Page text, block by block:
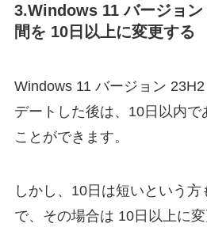
3.Windows 11 バージョン
間を 10日以上に変更する
Windows 11 バージョン
デートした後は、10日以内で
ことができます。
しかし、10日は短いという
で、その場合は 10日以上に変